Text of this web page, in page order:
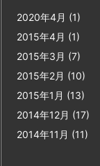
2020年4月 (1)
2015年4月 (1)
2015年3月 (7)
2015年2月 (10)
2015年1月 (13)
2014年12月 (17)
2014年11月 (11)